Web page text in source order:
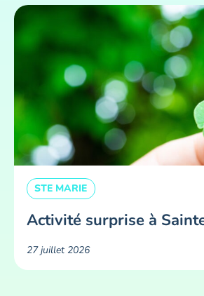
STE MARIE
Activité surprise à
27 juillet 2026